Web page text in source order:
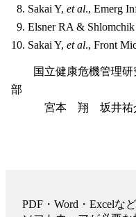
Sakai Y, et al., Emerg
Elsner RA &
Sakai Y, et al., Front
国立健康危機管理研
部
宮本 翔 坂井祐
PDF・Word・Excelな